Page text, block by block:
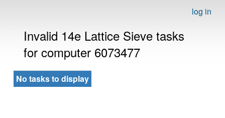
log in
Invalid 14e Lattice Sieve tasks
for computer 6073477
No tasks to display